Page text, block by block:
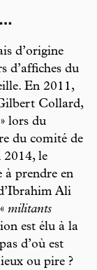
d’origine
d’affiches du
En 2011,
Collard,
» lors du
du comité de
2014, le
à prendre en
Ali
militants
est élu à la
d’où est
ou pire ?